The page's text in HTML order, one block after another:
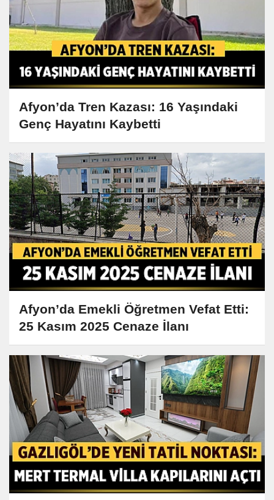
Afyon’da Tren Kazası: 16 Yaşındaki
Genç Hayatını Kaybetti
Afyon’da Emekli Öğretmen Vefat Etti:
25 Kasım 2025 Cenaze İlanı